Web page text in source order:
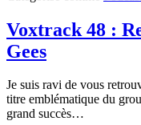
Voxtrack 48 :
Gees
Je suis ravi de vous
titre emblématique du
grand succès…